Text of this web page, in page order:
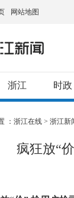
网站地图
浙江 时政
： 浙江在线 > 浙江新
疯狂放“